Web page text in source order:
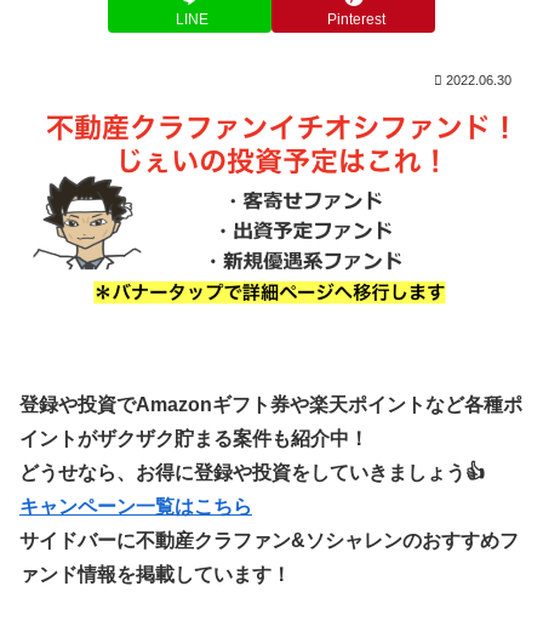
LINE Pinterest
2022.06.30
登録や投資でAmazonギフト券や楽天ポイントなど各種ポ
イントがザクザク貯まる案件も紹介中！
どうせなら、お得に登録や投資をしていきましょう👍
キャンペーン一覧はこちら
サイドバーに不動産クラファン&ソシャレンのおすすめフ
ァンド情報を掲載しています！